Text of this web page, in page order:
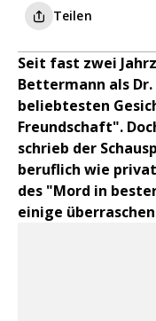
Teilen
Seit fast zwei
Bettermann als
beliebtesten
Freundschaft".
schrieb der
beruflich wie
des "Mord in
einige